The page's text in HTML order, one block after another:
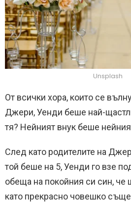
Unsplash
От всички хора, които се
Джери, Уенди беше най-
тя? Нейният внук беше
След като родителите на
той беше на 5, Уенди го взе
обеща на покойния си син,
като прекрасно човешко